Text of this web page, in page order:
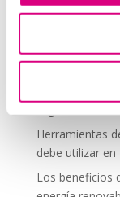
Tendencias
llamadas
Aplicaciones
Herramientas
debe utilizar en
Los beneficios